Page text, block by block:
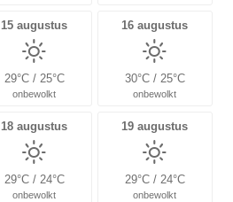
15 augustus
29°C / 25°C
onbewolkt
16 augustus
30°C / 25°C
onbewolkt
18 augustus
29°C / 24°C
onbewolkt
19 augustus
29°C / 24°C
onbewolkt